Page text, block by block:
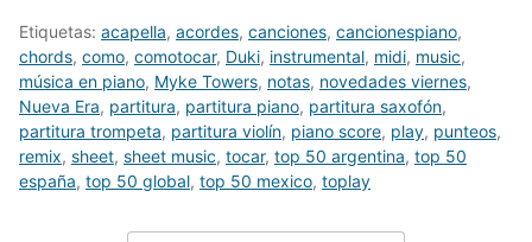
Etiquetas: acapella, acordes, canciones, cancionespiano,
chords, como, comotocar, Duki, instrumental, midi, music,
música en piano, Myke Towers, notas, novedades viernes,
Nueva Era, partitura, partitura piano, partitura saxofón,
partitura trompeta, partitura violín, piano score, play, punteos,
remix, sheet, sheet music, tocar, top 50 argentina, top 50
españa, top 50 global, top 50 mexico, toplay